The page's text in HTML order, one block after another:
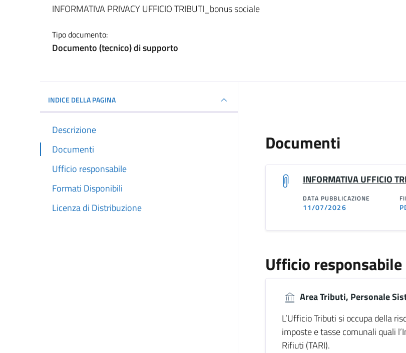
Dettagli del documento
INFORMATIVA PRIVACY UFFICIO TRIBUTI_bonus sociale
Tipo documento:
Documento (tecnico) di supporto
INDICE DELLA PAGINA
Descrizione
Documenti
Ufficio responsabile
Formati Disponibili
Licenza di Distribuzione
Documenti
INFORMATIVA UFFICIO
DATA PUBBLICAZIONE
11/07/2026
Ufficio responsabile
Area Tributi, Personale
L’Ufficio Tributi si occupa della
imposte e tasse comunali quali
Rifiuti (TARI).